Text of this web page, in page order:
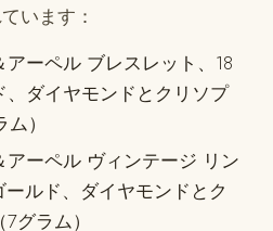
います：
ーペル ブレスレット、18
ダイヤモンドとクリソプ
）
アーペル ヴィンテージ リン
ルド、ダイヤモンドとク
グラム）